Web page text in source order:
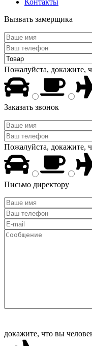
Контакты
Вызвать замерщика
Пожалуйста, докажите,
Заказать звонок
Пожалуйста, докажите,
Письмо директору
докажите, что вы